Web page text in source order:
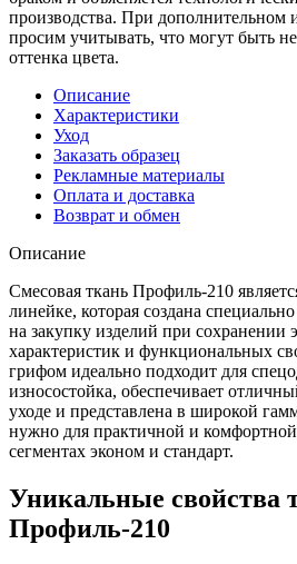
производства. При дополнительном
просим учитывать, что могут быть
оттенка цвета.
Описание
Характеристики
Уход
Заказать образец
Рекламные материалы
Оплата и доставка
Возврат и обмен
Описание
Смесовая ткань Профиль-210
линейке, которая создана
на закупку изделий при сохранении
характеристик и функциональных
грифом идеально подходит для
износостойка, обеспечивает
уходе и представлена в широкой
нужно для практичной и
сегментах эконом и стандарт.
Уникальные свойства
Профиль-210